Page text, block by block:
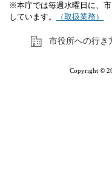
※本庁では毎週水曜日に、
しています。
（取扱業務）
市役所への行き
Copyright ©